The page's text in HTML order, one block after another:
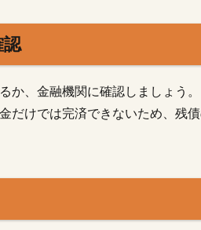
認
か、金融機関に確認しましょう。
だけでは完済できないため、残